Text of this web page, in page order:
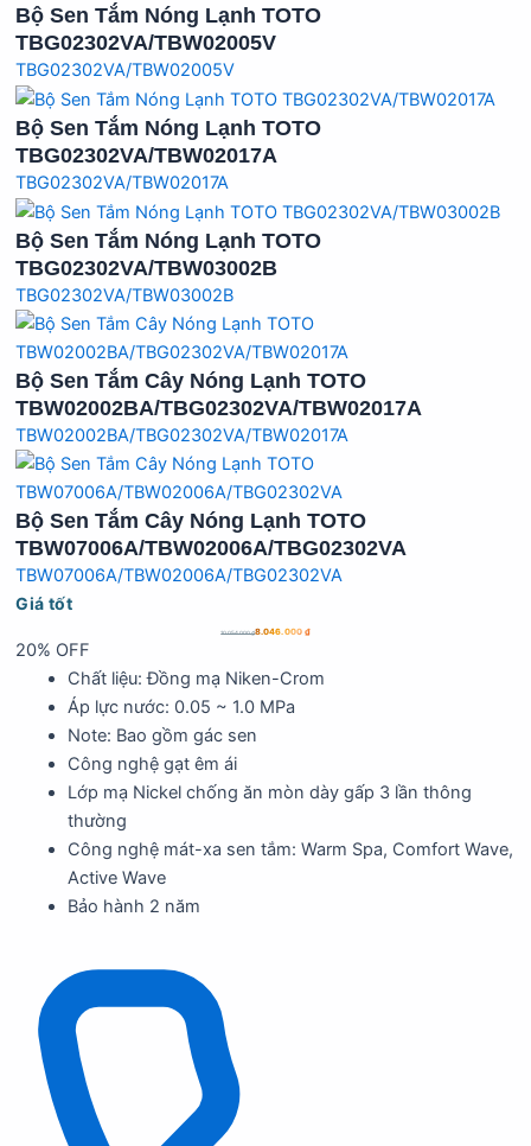
Bộ Sen Tắm Nóng Lạnh TOTO
TBG02302VA/TBW02005V
TBG02302VA/TBW02005V
Bộ Sen Tắm Nóng Lạnh TOTO
TBG02302VA/TBW02017A
TBG02302VA/TBW02017A
Bộ Sen Tắm Nóng Lạnh TOTO
TBG02302VA/TBW03002B
TBG02302VA/TBW03002B
Bộ Sen Tắm Cây Nóng Lạnh TOTO
TBW02002BA/TBG02302VA/TBW02017A
TBW02002BA/TBG02302VA/TBW02017A
Bộ Sen Tắm Cây Nóng Lạnh TOTO
TBW07006A/TBW02006A/TBG02302VA
TBW07006A/TBW02006A/TBG02302VA
Giá tốt
10.054.000₫8.046.000 ₫
20% OFF
Chất liệu: Đồng mạ Niken-Crom
Áp lực nước: 0.05 ~ 1.0 MPa
Note: Bao gồm gác sen
Công nghệ gạt êm ái
Lớp mạ Nickel chống ăn mòn dày gấp 3 lần thông
thường
Công nghệ mát-xa sen tắm: Warm Spa, Comfort Wave,
Active Wave
Bảo hành 2 năm